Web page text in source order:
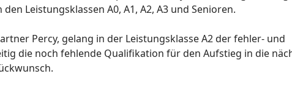
Leistungsklassen A0, A1, A2, A3 und Senioren.
Percy, gelang in der Leistungsklasse A2 der fehler- und
die noch fehlende Qualifikation für den Aufstieg in die